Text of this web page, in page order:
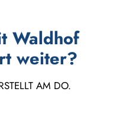
Waldhof
weiter?
AM DO.